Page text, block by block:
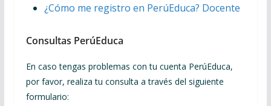
¿Cómo me registro en PerúEduca? Docente
Consultas PerúEduca
En caso tengas problemas con tu cuenta PerúEduca,
por favor, realiza tu consulta a través del siguiente
formulario: